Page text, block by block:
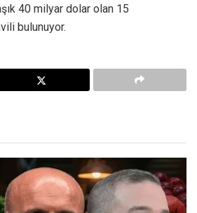
40 milyar dolar olan 15
bulunuyor.